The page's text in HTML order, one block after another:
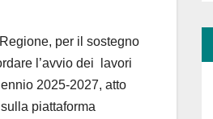
per il sostegno
l’avvio dei lavori
2025-2027, atto
piattaforma